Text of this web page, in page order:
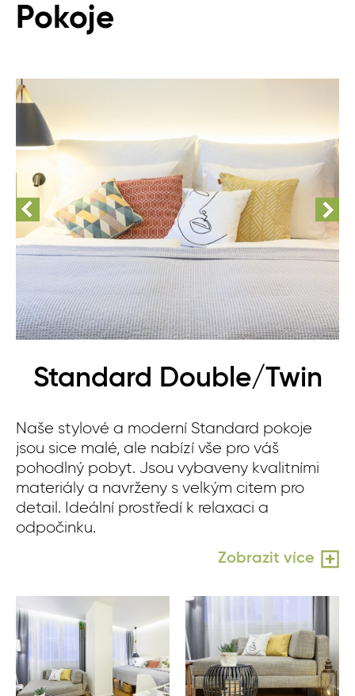
Pokoje
Standard Double/Twin
Naše stylové a moderní Standard pokoje
jsou sice malé, ale nabízí vše pro váš
pohodlný pobyt. Jsou vybaveny kvalitními
materiály a navrženy s velkým citem pro
detail. Ideální prostředí k relaxaci a
odpočinku.
Zobrazit více